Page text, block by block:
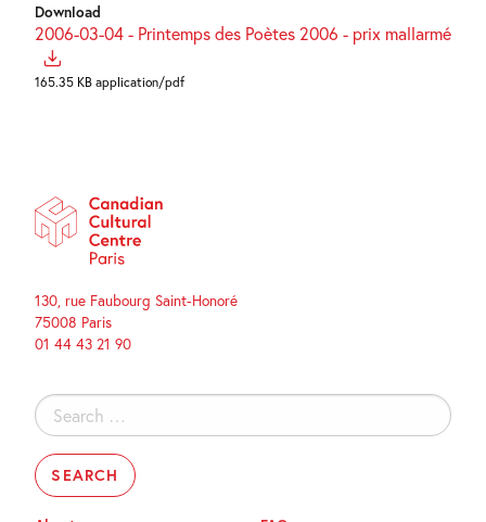
Download
2006-03-04 - Printemps des Poètes 2006 - prix mallarmé
165.35 KB application/pdf
130, rue Faubourg Saint-Honoré
75008 Paris
01 44 43 21 90
Search
for: